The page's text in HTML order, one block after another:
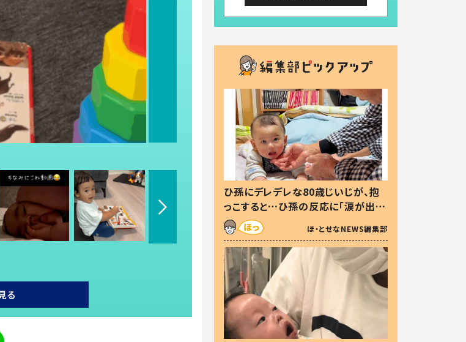
る
ひ孫にデレデレな80歳じいじが、抱
っこすると…ひ孫の反応に「涙が出ま
した」「可愛くて仕方ない」
ほ・とせなNEWS編集部